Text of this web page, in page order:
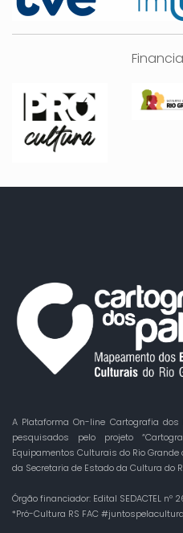
A Plataforma On-line Cartografia
pesquisados pelo projeto
Equipamentos Culturais do Rio
da Secretaria de Estado da Cultura do
Órgão financiador: Edital SEDACTEL nº
*Pró-Cultura RS FAC